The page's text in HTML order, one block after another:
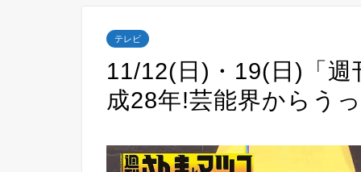
テレビ
11/12(日)・19(日)「
成28年!芸能界からう